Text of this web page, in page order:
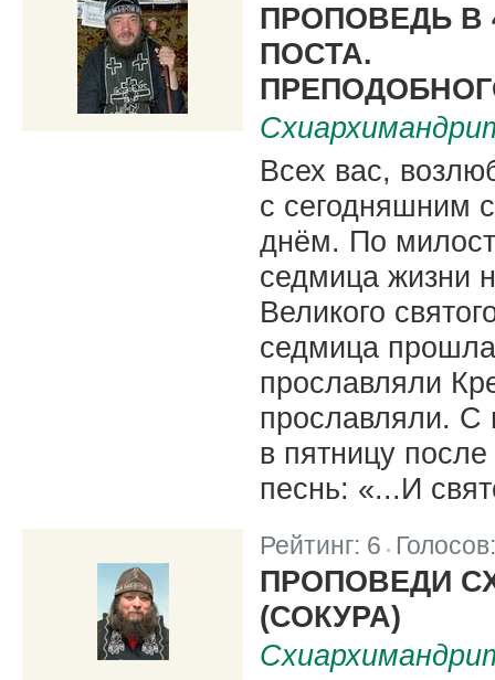
ПРОПОВЕДЬ В
ПОСТА.
Всех вас,
с сегодняшним
днём. По
седмица жизни
Великого
седмица
прославляли
прославляли. С
в пятницу
песнь: «...И
Рейтинг: 6
ПРОПОВЕДИ
(СОКУРА)